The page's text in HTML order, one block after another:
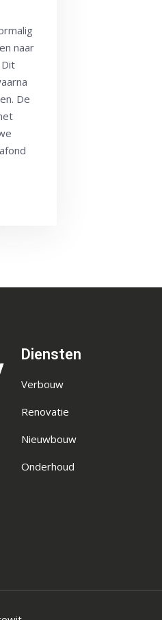
naar
De
Diensten
Verbouw
Renovatie
Nieuwbouw
Onderhoud